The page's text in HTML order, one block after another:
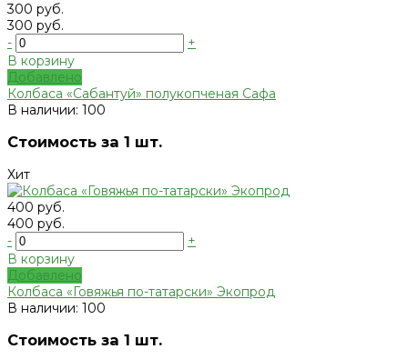
300 руб.
300 руб.
-
+
В корзину
Добавлено
Колбаса «Сабантуй» полукопченая Сафа
В наличии: 100
Стоимость за 1 шт.
Хит
400 руб.
400 руб.
-
+
В корзину
Добавлено
Колбаса «Говяжья по-татарски» Экопрод
В наличии: 100
Стоимость за 1 шт.